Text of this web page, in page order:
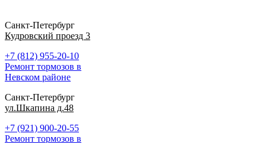
Санкт-Петербург
Кудровский проезд 3
+7 (812) 955-20-10
Ремонт тормозов в
Невском районе
Санкт-Петербург
ул.Шкапина д.48
+7 (921) 900-20-55
Ремонт тормозов в